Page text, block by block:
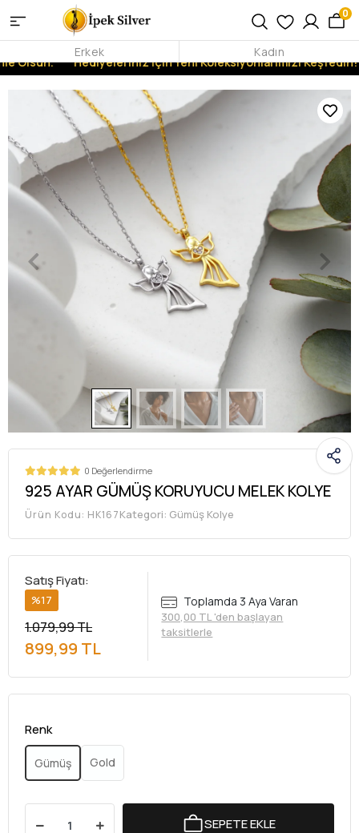
Olsun. Hediyeleriniz İçin Yeni Koleksiyonlarımızı Keşfedin!
0
Erkek Kadın
0 Değerlendirme
925 AYAR GÜMÜŞ KORUYUCU MELEK KOLYE
Ürün Kodu: HK167Kategori: Gümüş Kolye
Satış Fiyatı:
%17
1.079,99 TL
899,99 TL
Toplamda 3 Aya Varan
300,00 TL 'den başlayan
taksitlerle
Renk
Gümüş Gold
SEPETE EKLE